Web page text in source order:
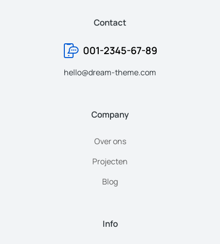
Contact
001-2345-67-89
hello@dream-theme.com
Company
Over ons
Projecten
Blog
Info